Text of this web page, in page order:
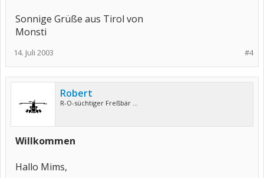
Sonnige Grüße aus Tirol von
Monsti
#4
14. Juli 2003
Robert
R-O-süchtiger Freßbär ...
Willkommen
Hallo Mims,